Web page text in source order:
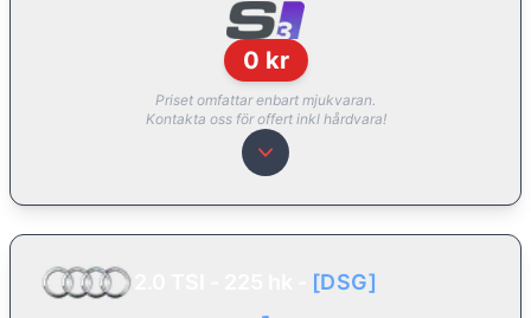
0 kr
Priset omfattar enbart mjukvaran.
Kontakta oss för offert inkl hårdvara!
[DSG]